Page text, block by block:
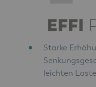
Starke
leichten